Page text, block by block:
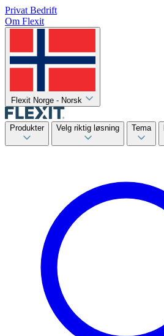
Privat Bedrift
Om Flexit
Flexit Norge - Norsk
Produkter Velg riktig løsning Tema